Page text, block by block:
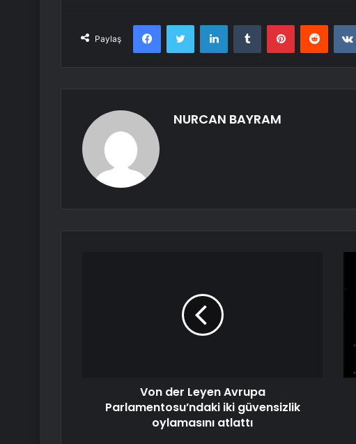
Paylaş
FacebookTwitter LinkedInTumblr PinterestReddit
NURCAN BAYRAM
Von der Leyen Avrupa
Parlamentosu’ndaki iki güvensizlik
oylamasını atlattı